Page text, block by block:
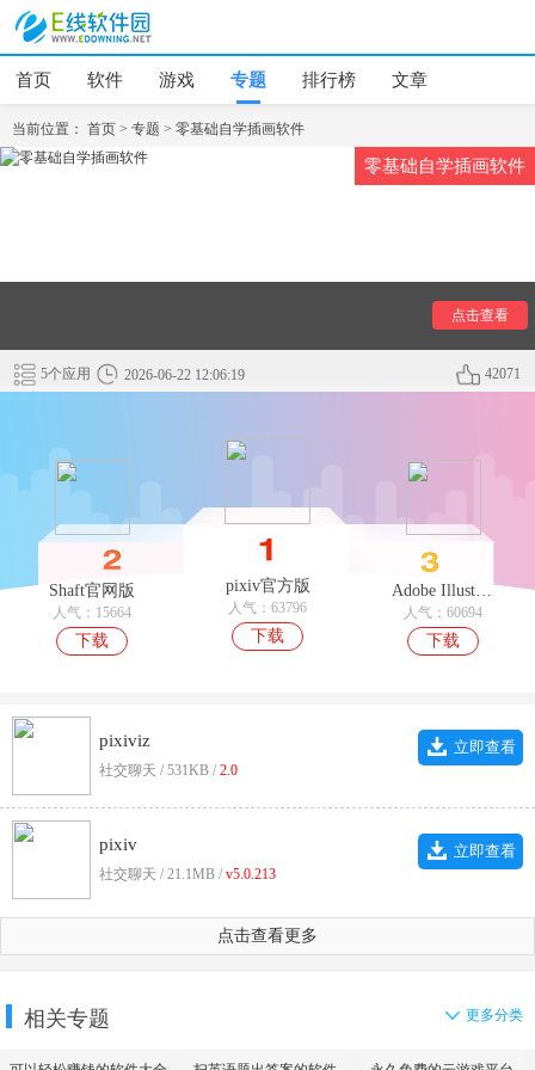
首页 软件 游戏 专题 排行榜 文章
当前位置： 首页 > 专题 > 零基础自学插画软件
零基础自学插画软件
伙伴前往下载。
点击查看
5个应用 2026-06-22 12:06:19 42071
Shaft官网版
人气：15664
下载
pixiv官方版
人气：63796
下载
Adobe Illustrator Draw
人气：60694
下载
pixiviz
社交聊天 / 531KB / 2.0
立即查看
pixiv
社交聊天 / 21.1MB / v5.0.213
立即查看
点击查看更多
相关专题 更多分类